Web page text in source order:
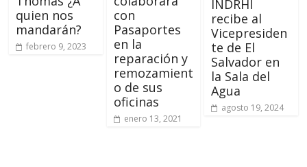
quien nos
mandarán?
febrero 9, 2023
con
Pasaportes
en la
reparación y
remozamient
o de sus
oficinas
enero 13, 2021
INDRHI
recibe al
Vicepresiden
te de El
Salvador en
la Sala del
Agua
agosto 19, 2024